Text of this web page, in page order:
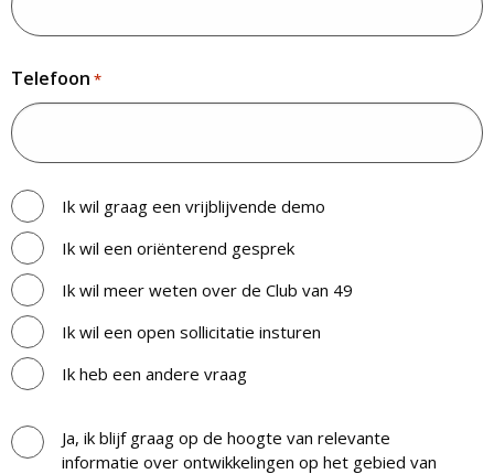
Telefoon *
ContactIk wil graag een vrijblijvende demo
Ik wil een oriënterend gesprek
Ik wil meer weten over de Club van 49
Ik wil een open sollicitatie insturen
Ik heb een andere vraag
Ja, ik blijf graag op de hoogte van relevante
informatie over ontwikkelingen op het gebied van